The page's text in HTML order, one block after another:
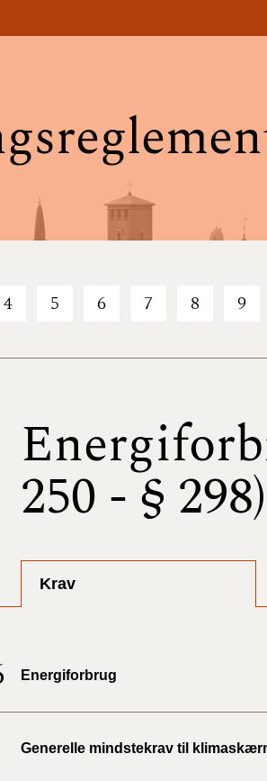
4 5 6 7 8 9
250 - § 298)
Krav
Energiforbrug
Generelle mindstekrav til